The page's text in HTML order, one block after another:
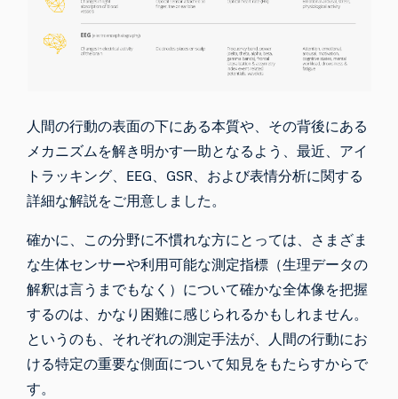
人間の行動の表面の下にある本質や、その背後にある
メカニズムを解き明かす一助となるよう、最近、 アイ
トラッキング、 EEG、 GSR、および表情分析に関する
詳細な解説をご用意しました。
確かに、この分野に不慣れな方にとっては、さまざま
な生体センサーや利用可能な測定指標（生理データの
解釈は言うまでもなく）について確かな全体像を把握
するのは、かなり困難に感じられるかもしれません。
というのも、それぞれの測定手法が、人間の行動にお
ける特定の重要な側面について知見をもたらすからで
す。